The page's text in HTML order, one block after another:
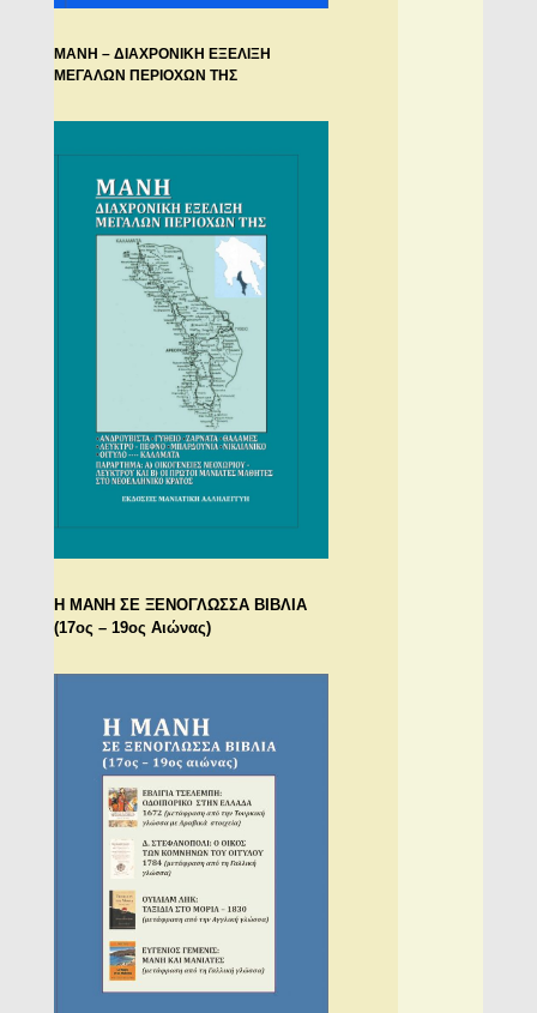
ΜΑΝΗ – ΔΙΑΧΡΟΝΙΚΗ ΕΞΕΛΙΞΗ
ΜΕΓΑΛΩΝ ΠΕΡΙΟΧΩΝ ΤΗΣ
Η ΜΑΝΗ ΣΕ ΞΕΝΟΓΛΩΣΣΑ ΒΙΒΛΙΑ
(17ος – 19ος Αιώνας)